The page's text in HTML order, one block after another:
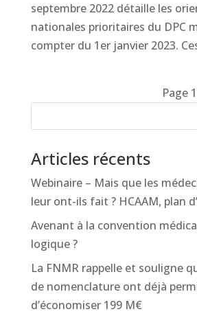
septembre 2022 détaille les
nationales prioritaires du DPC
compter du 1er janvier 2023.
Page
Articles récents
Webinaire – Mais que les
leur ont-ils fait ? HCAAM, plan
Avenant à la convention
logique ?
La FNMR rappelle et souligne
de nomenclature ont déjà
d’économiser 199 M€